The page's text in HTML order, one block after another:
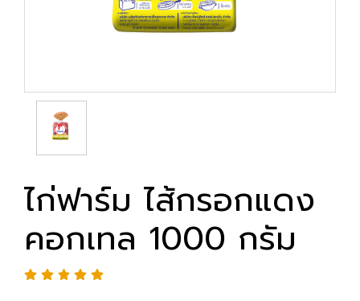
ไก่ฟาร์ม ไส้กรอกแดง
คอกเทล 1000 กรัม